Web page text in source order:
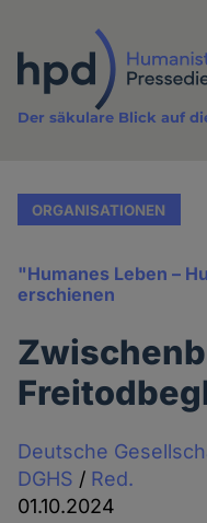
Inhalt
Der säkulare Blick auf
ORGANISATIONEN
"Humanes Leben –
erschienen
Deutsche
DGHS / Red.
01.10.2024